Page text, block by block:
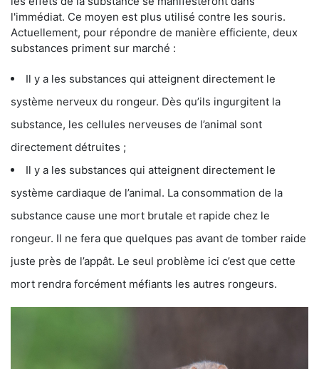
l'immédiat. Ce moyen est plus utilisé contre les souris.
Actuellement, pour répondre de manière efficiente, deux
substances priment sur marché :
Il y a les substances qui atteignent directement le
système nerveux du rongeur. Dès qu’ils ingurgitent la
substance, les cellules nerveuses de l’animal sont
directement détruites ;
Il y a les substances qui atteignent directement le
système cardiaque de l’animal. La consommation de la
substance cause une mort brutale et rapide chez le
rongeur. Il ne fera que quelques pas avant de tomber raide
juste près de l’appât. Le seul problème ici c’est que cette
mort rendra forcément méfiants les autres rongeurs.